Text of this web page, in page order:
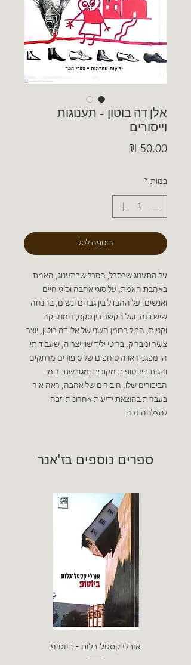
אלן דה בוטון - תענוגות
וייסורים
כמות *
הוספה לסל
על התענוג שבסבל, הסבל שבתענוג, האמת
באהבת האמת, על סוגי אהבה וסוגי חיים
ואנשים, על ההבדל בין גברים ונשים, בהנחה
שיש כזה, ועל הקשר בין סקס, רומנטיקה
וקניות, הכול ברומן השני של אלן דה בוטון, יוצר
צעיר ומבריק, בריטי יליד שווייצריה, שעבודותיו
הן מפגני ראווה סוחפים של סיפורים מרתקים
והגות פילוסופית מקורית ומגובשת. רומן
הביכורים שלו, חיבורים של אהבה, ראה אור
בעברית בהוצאת ידיעות אחרונות וזכה
להצלחה רבה.
ספרים נוספים בז'אנר
אורלי קסטל בלום - ביוטופ